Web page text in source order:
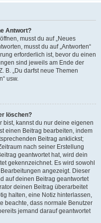
Antwort?
musst du auf „Neues
musst du auf „Antworten“
erforderlich ist, bevor du einen
sind jeweils am Ende der
B. „Du darfst neue Themen
usw.
löschen?
bist, kannst du nur deine eigenen
einen Beitrag bearbeiten, indem
Beitrag anklickst;
nach seiner Erstellung
geantwortet hat, wird dein
gekennzeichnet. Es wird sowohl
angezeigt. Dieser
auf deinen Beitrag geantwortet
deinen Beitrag überarbeitet
halten, eine Notiz hinterlassen,
beachte, dass normale Benutzer
jemand darauf geantwortet